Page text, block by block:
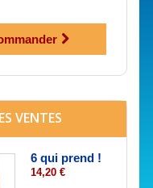
VENTES
6 qui prend !
14,20 €